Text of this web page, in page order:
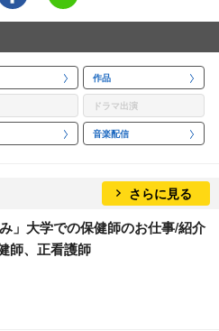
作品
ドラマ出演
音楽配信
さらに見る
」大学での保健師のお仕事/紹介
師、正看護師